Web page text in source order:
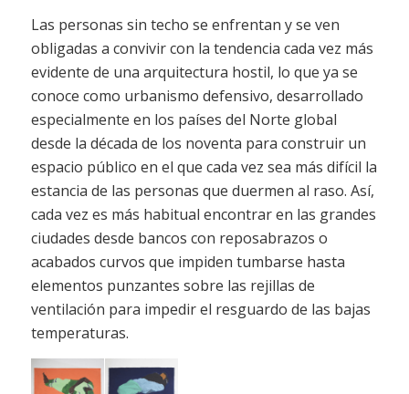
Las personas sin techo se enfrentan y se ven
obligadas a convivir con la tendencia cada vez más
evidente de una arquitectura hostil, lo que ya se
conoce como urbanismo defensivo, desarrollado
especialmente en los países del Norte global
desde la década de los noventa para construir un
espacio público en el que cada vez sea más difícil la
estancia de las personas que duermen al raso. Así,
cada vez es más habitual encontrar en las grandes
ciudades desde bancos con reposabrazos o
acabados curvos que impiden tumbarse hasta
elementos punzantes sobre las rejillas de
ventilación para impedir el resguardo de las bajas
temperaturas.